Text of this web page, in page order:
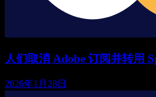
人们取消 Adobe 订阅并转用
2026年1月28日